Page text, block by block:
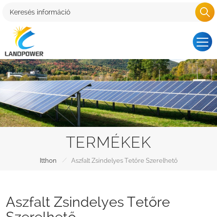
TERMÉKEK
Itthon / Aszfalt Zsindelyes Tetőre Szerelhető
Aszfalt Zsindelyes Tetőre